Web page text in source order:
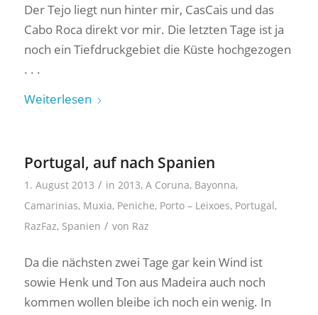
Der Tejo liegt nun hinter mir, CasCais und das
Cabo Roca direkt vor mir. Die letzten Tage ist ja
noch ein Tiefdruckgebiet die Küste hochgezogen
. . .
Weiterlesen
Portugal, auf nach Spanien
1. August 2013 / in 2013, A Coruna, Bayonna,
Camarinias, Muxia, Peniche, Porto – Leixoes, Portugal,
RazFaz, Spanien / von Raz
Da die nächsten zwei Tage gar kein Wind ist
sowie Henk und Ton aus Madeira auch noch
kommen wollen bleibe ich noch ein wenig. In